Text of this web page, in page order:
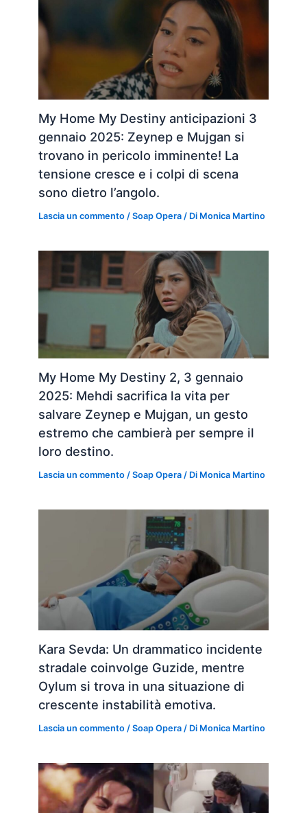
My Home My Destiny anticipazioni 3
gennaio 2025: Zeynep e Mujgan si
trovano in pericolo imminente! La
tensione cresce e i colpi di scena
sono dietro l’angolo.
Lascia un commento /Soap Opera / Di Monica Martino
My Home My Destiny 2, 3 gennaio
2025: Mehdi sacrifica la vita per
salvare Zeynep e Mujgan, un gesto
estremo che cambierà per sempre il
loro destino.
Lascia un commento /Soap Opera / Di Monica Martino
Kara Sevda: Un drammatico incidente
stradale coinvolge Guzide, mentre
Oylum si trova in una situazione di
crescente instabilità emotiva.
Lascia un commento /Soap Opera / Di Monica Martino